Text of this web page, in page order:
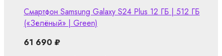
Смартфон Samsung Galaxy S24 Plus 12 ГБ | 512 ГБ
(«Зелёный» | Green)
61 690 ₽